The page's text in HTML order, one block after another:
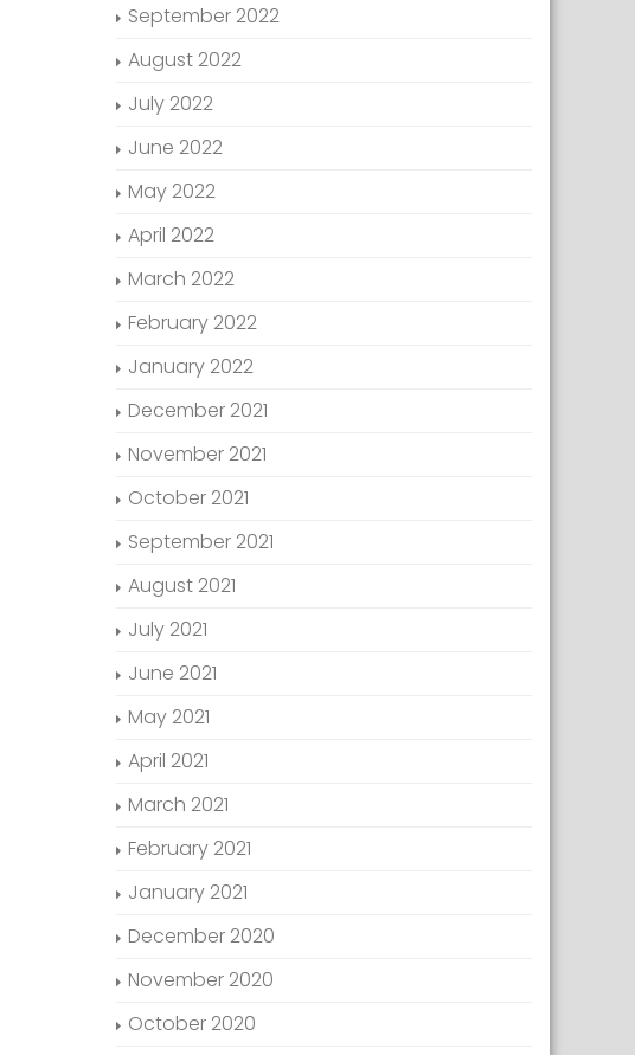
September 2022
August 2022
July 2022
June 2022
May 2022
April 2022
March 2022
February 2022
January 2022
December 2021
November 2021
October 2021
September 2021
August 2021
July 2021
June 2021
May 2021
April 2021
March 2021
February 2021
January 2021
December 2020
November 2020
October 2020